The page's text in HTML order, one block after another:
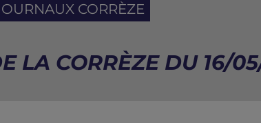
CORRÈZE
LA CORRÈZE DU 16/